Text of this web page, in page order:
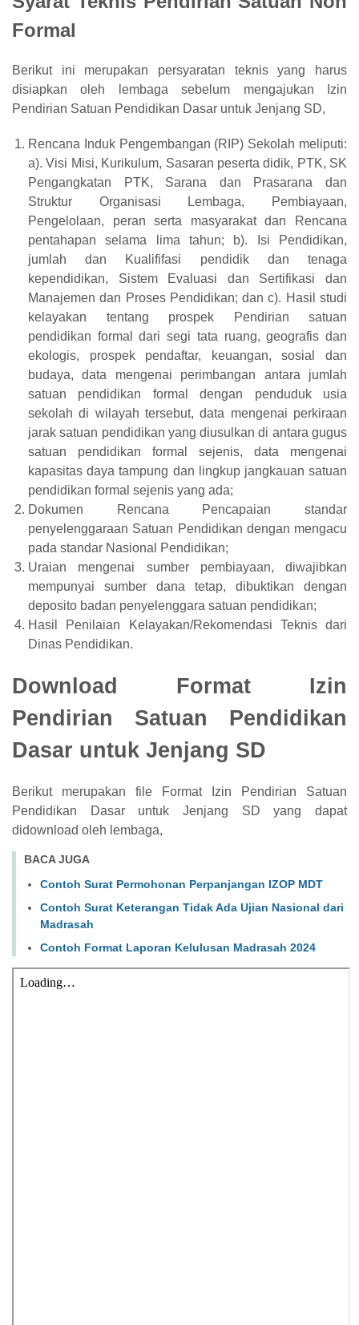
Formal
Berikut ini merupakan persyaratan teknis yang harus
disiapkan oleh lembaga sebelum mengajukan Izin
Pendirian Satuan Pendidikan Dasar untuk Jenjang SD,
Rencana Induk Pengembangan (RIP) Sekolah meliputi:
a). Visi Misi, Kurikulum, Sasaran peserta didik, PTK, SK
Pengangkatan PTK, Sarana dan Prasarana dan
Struktur Organisasi Lembaga, Pembiayaan,
Pengelolaan, peran serta masyarakat dan Rencana
pentahapan selama lima tahun; b). Isi Pendidikan,
jumlah dan Kualififasi pendidik dan tenaga
kependidikan, Sistem Evaluasi dan Sertifikasi dan
Manajemen dan Proses Pendidikan; dan c). Hasil studi
kelayakan tentang prospek Pendirian satuan
pendidikan formal dari segi tata ruang, geografis dan
ekologis, prospek pendaftar, keuangan, sosial dan
budaya, data mengenai perimbangan antara jumlah
satuan pendidikan formal dengan penduduk usia
sekolah di wilayah tersebut, data mengenai perkiraan
jarak satuan pendidikan yang diusulkan di antara gugus
satuan pendidikan formal sejenis, data mengenai
kapasitas daya tampung dan lingkup jangkauan satuan
pendidikan formal sejenis yang ada;
Dokumen Rencana Pencapaian standar
penyelenggaraan Satuan Pendidikan dengan mengacu
pada standar Nasional Pendidikan;
Uraian mengenai sumber pembiayaan, diwajibkan
mempunyai sumber dana tetap, dibuktikan dengan
deposito badan penyelenggara satuan pendidikan;
Hasil Penilaian Kelayakan/Rekomendasi Teknis dari
Dinas Pendidikan.
Download Format Izin
Pendirian Satuan Pendidikan
Dasar untuk Jenjang SD
Berikut merupakan file Format Izin Pendirian Satuan
Pendidikan Dasar untuk Jenjang SD yang dapat
didownload oleh lembaga,
BACA JUGA
Contoh Surat Permohonan Perpanjangan IZOP MDT
Contoh Surat Keterangan Tidak Ada Ujian Nasional dari
Madrasah
Contoh Format Laporan Kelulusan Madrasah 2024